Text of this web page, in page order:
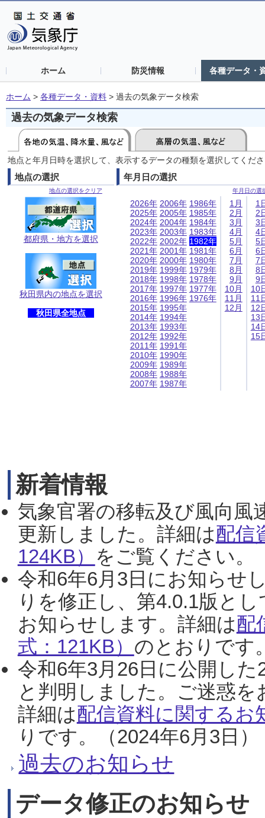
ホーム 防災情報 各種データ・
ホーム > 各種データ・資料 > 過去の気象データ検索
過去の気象データ検索
地点と年月日時を選択して、表示するデータの種類を選択してくだ
地点の選択
地点の選択をクリア
都府県・地方を選択
秋田県内の地点を選択
秋田県全地点
年月日の選択
年月日の選
2026年
2025年
2024年
2023年
2022年
2021年
2020年
2019年
2018年
2017年
2016年
2015年
2014年
2013年
2012年
2011年
2010年
2009年
2008年
2007年
2006年
2005年
2004年
2003年
2002年
2001年
2000年
1999年
1998年
1997年
1996年
1995年
1994年
1993年
1992年
1991年
1990年
1989年
1988年
1987年
1986年
1985年
1984年
1983年
1982年
1981年
1980年
1979年
1978年
1977年
1976年
1月
2月
3月
4月
5月
6月
7月
8月
9月
10月
11月
12月
1
2
3
4
5
6
7
8
9
10
11
12
13
14
15
新着情報
気象官署の移転及び風向風
更新しました。詳細は配信
124KB） をご覧ください。
令和6年6月3日にお知らせ
りを修正し、第4.0.1版と
お知らせします。詳細は配
式：121KB） のとおりです
令和6年3月26日に公開し
と判明しました。ご迷惑
詳細は配信資料に関するお
りです。（2024年6月3日）
過去のお知らせ
データ修正のお知らせ